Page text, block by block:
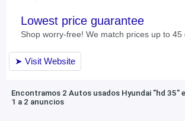
Encontramos 2 Autos usados Hyundai "hd 35"
1 a 2 anuncios